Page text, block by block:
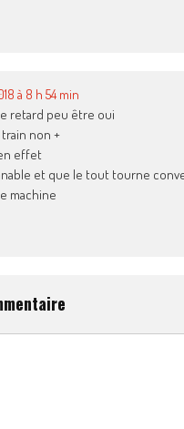
à 8 h 54 min
retard peu être oui
train non +
effet
et que le tout tourne
machine